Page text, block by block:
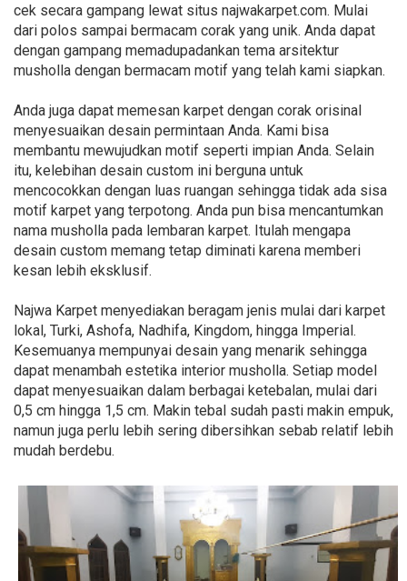
cek secara gampang lewat situs najwakarpet.com. Mulai
dari polos sampai bermacam corak yang unik. Anda dapat
dengan gampang memadupadankan tema arsitektur
musholla dengan bermacam motif yang telah kami siapkan.
Anda juga dapat memesan karpet dengan corak orisinal
menyesuaikan desain permintaan Anda. Kami bisa
membantu mewujudkan motif seperti impian Anda. Selain
itu, kelebihan desain custom ini berguna untuk
mencocokkan dengan luas ruangan sehingga tidak ada sisa
motif karpet yang terpotong. Anda pun bisa mencantumkan
nama musholla pada lembaran karpet. Itulah mengapa
desain custom memang tetap diminati karena memberi
kesan lebih eksklusif.
Najwa Karpet menyediakan beragam jenis mulai dari karpet
lokal, Turki, Ashofa, Nadhifa, Kingdom, hingga Imperial.
Kesemuanya mempunyai desain yang menarik sehingga
dapat menambah estetika interior musholla. Setiap model
dapat menyesuaikan dalam berbagai ketebalan, mulai dari
0,5 cm hingga 1,5 cm. Makin tebal sudah pasti makin empuk,
namun juga perlu lebih sering dibersihkan sebab relatif lebih
mudah berdebu.